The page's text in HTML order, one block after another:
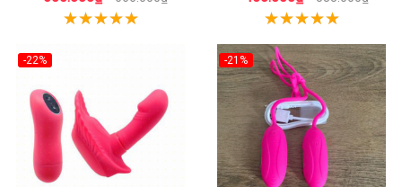
-22% -21%